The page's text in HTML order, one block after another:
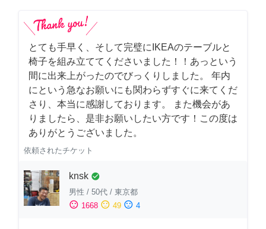
とても手早く、そして完璧にIKEAのテーブルと
椅子を組み立ててくださいました！！あっという
間に出来上がったのでびっくりしました。 年内
にという急なお願いにも関わらずすぐに来てくだ
さり、本当に感謝しております。 また機会があ
りましたら、是非お願いしたい方です！この度は
ありがとうございました。
依頼されたチケット
knsk check_circle
男性 / 50代 / 東京都
sentiment_satisfied 1668 sentiment_neutral 49 sentiment_dissatisfied 4